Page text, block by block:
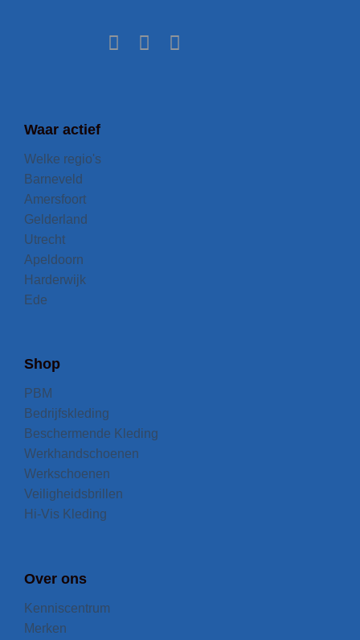
Waar actief
Welke regio's
Barneveld
Amersfoort
Gelderland
Utrecht
Apeldoorn
Harderwijk
Ede
Shop
PBM
Bedrijfskleding
Beschermende Kleding
Werkhandschoenen
Werkschoenen
Veiligheidsbrillen
Hi-Vis Kleding
Over ons
Kenniscentrum
Merken